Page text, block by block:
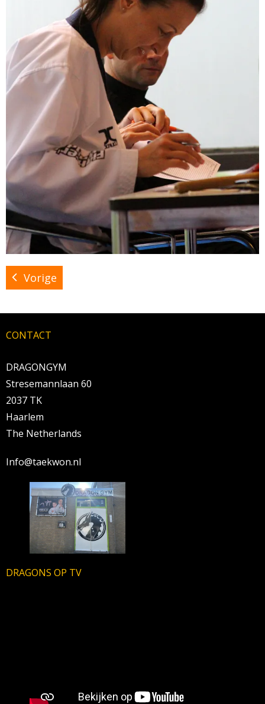
CONTACT
PRAKTISCHE ZELFVERDEDIGINGSCURSUS
Vorige
CONTACT
DRAGONGYM
Stresemannlaan 60
2037 TK
Haarlem
The Netherlands
Info@taekwon.nl
DRAGONS OP TV